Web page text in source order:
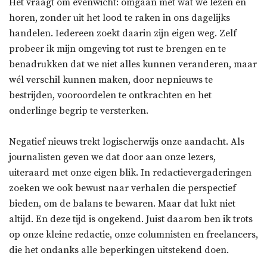
Het vraagt om evenwicht: omgaan met wat we lezen en
horen, zonder uit het lood te raken in ons dagelijks
handelen. Iedereen zoekt daarin zijn eigen weg. Zelf
probeer ik mijn omgeving tot rust te brengen en te
benadrukken dat we niet alles kunnen veranderen, maar
wél verschil kunnen maken, door nepnieuws te
bestrijden, vooroordelen te ontkrachten en het
onderlinge begrip te versterken.
Negatief nieuws trekt logischerwijs onze aandacht. Als
journalisten geven we dat door aan onze lezers,
uiteraard met onze eigen blik. In redactievergaderingen
zoeken we ook bewust naar verhalen die perspectief
bieden, om de balans te bewaren. Maar dat lukt niet
altijd. En deze tijd is ongekend. Juist daarom ben ik trots
op onze kleine redactie, onze columnisten en freelancers,
die het ondanks alle beperkingen uitstekend doen.